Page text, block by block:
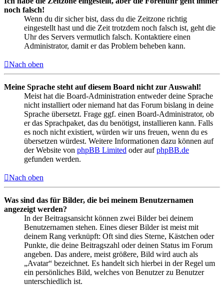
noch falsch!
Wenn du dir sicher bist, dass du die Zeitzone richtig
eingestellt hast und die Zeit trotzdem noch falsch ist, geht die
Uhr des Servers vermutlich falsch. Kontaktiere einen
Administrator, damit er das Problem beheben kann.
Nach oben
Meine Sprache steht auf diesem Board nicht zur Auswahl!
Meist hat die Board-Administration entweder deine Sprache
nicht installiert oder niemand hat das Forum bislang in deine
Sprache übersetzt. Frage ggf. einen Board-Administrator, ob
er das Sprachpaket, das du benötigst, installieren kann. Falls
es noch nicht existiert, würden wir uns freuen, wenn du es
übersetzen würdest. Weitere Informationen dazu können auf
der Website von phpBB Limited oder aufphpBB.de
gefunden werden.
Nach oben
Was sind das für Bilder, die bei meinem Benutzernamen
angezeigt werden?
In der Beitragsansicht können zwei Bilder bei deinem
Benutzernamen stehen. Eines dieser Bilder ist meist mit
deinem Rang verknüpft: Oft sind dies Sterne, Kästchen oder
Punkte, die deine Beitragszahl oder deinen Status im Forum
angeben. Das andere, meist größere, Bild wird auch als
„Avatar“ bezeichnet. Es handelt sich hierbei in der Regel um
ein persönliches Bild, welches von Benutzer zu Benutzer
unterschiedlich ist.